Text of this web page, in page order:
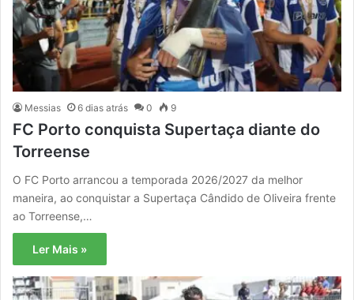
Messias 6 dias atrás 0 9
FC Porto conquista Supertaça diante do
Torreense
O FC Porto arrancou a temporada 2026/2027 da melhor
maneira, ao conquistar a Supertaça Cândido de Oliveira frente
ao Torreense,…
Ler Mais »